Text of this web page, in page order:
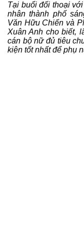
Tại buổi đối thoại
nhân thành phố
Văn Hữu Chiến và
Xuân Anh cho biết,
cán bộ nữ đủ tiêu
kiện tốt nhất để phụ